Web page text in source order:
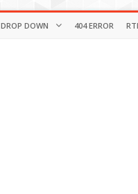
DROP DOWN 404 ERROR